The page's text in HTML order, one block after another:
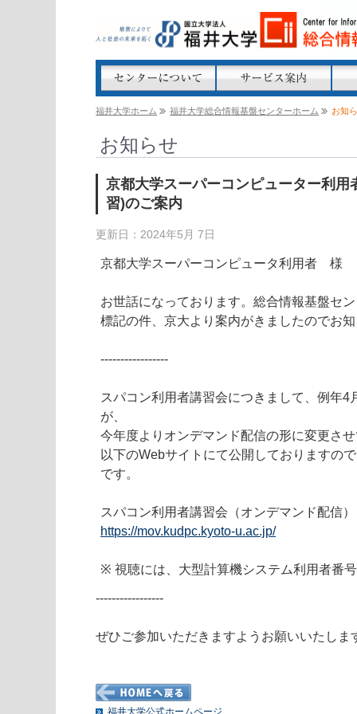
福井大学ホーム 福井大学総合情報基盤センターホーム お知
お知らせ
京都大学スーパーコンピューター利用
習)のご案内
更新日：2024年5月 7日
京都大学スーパーコンピュータ利用者 様
お世話になっております。総合情報基盤セ
標記の件、京大より案内がきましたのでお
-----------------
スパコン利用者講習会につきまして、例年4
が、
今年度よりオンデマンド配信の形に変更さ
以下のWebサイトにて公開しておりますの
です。
スパコン利用者講習会（オンデマンド配信）
https://mov.kudpc.kyoto-u.ac.jp/
※ 視聴には、大型計算機システム利用者番
-----------------
ぜひご参加いただきますようお願いいたしま
福井大学公式ホームページ